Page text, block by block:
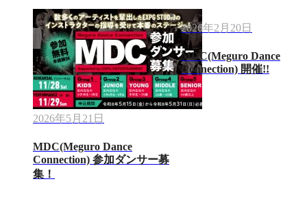
2026年5月21日
MDC(Meguro Dance
Connection) 参加ダンサー募
集！
2026年2月20日
MDC(Meguro Dance
Connection) 開催!!